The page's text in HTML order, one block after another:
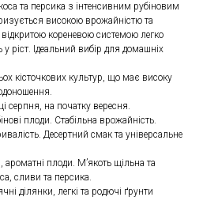
та персика з інтенсивним рубіновим
високою врожайністю та
кореневою системою легко
ріст. Ідеальний вибір для домашніх
кісточкових культур, що має високу
серпня, на початку вересня.
плоди. Стабільна врожайність.
Десертний смак та універсальне
ароматні плоди. М’якоть щільна та
сливи та персика.
ділянки, легкі та родючі ґрунти